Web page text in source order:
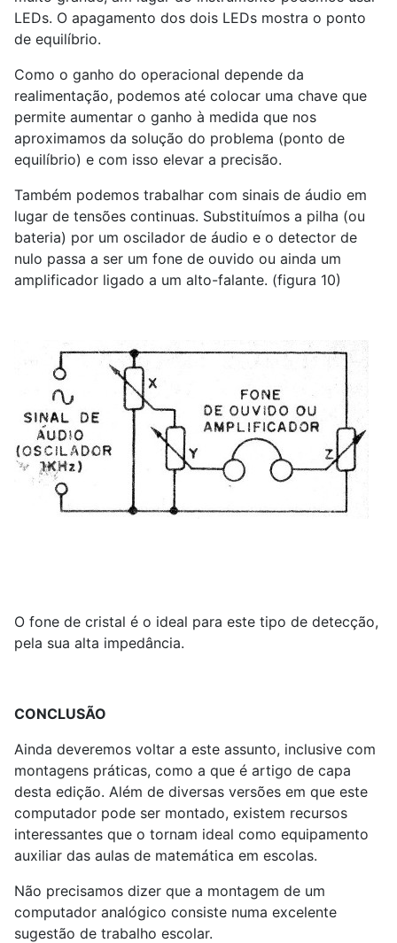
LEDs. O apagamento dos dois LEDs mostra o ponto
de equilíbrio.
Como o ganho do operacional depende da
realimentação, podemos até colocar uma chave que
permite aumentar o ganho à medida que nos
aproximamos da solução do problema (ponto de
equilíbrio) e com isso elevar a precisão.
Também podemos trabalhar com sinais de áudio em
lugar de tensões continuas. Substituímos a pilha (ou
bateria) por um oscilador de áudio e o detector de
nulo passa a ser um fone de ouvido ou ainda um
amplificador ligado a um alto-falante. (figura 10)
O fone de cristal é o ideal para este tipo de detecção,
pela sua alta impedância.
CONCLUSÃO
Ainda deveremos voltar a este assunto, inclusive com
montagens práticas, como a que é artigo de capa
desta edição. Além de diversas versões em que este
computador pode ser montado, existem recursos
interessantes que o tornam ideal como equipamento
auxiliar das aulas de matemática em escolas.
Não precisamos dizer que a montagem de um
computador analógico consiste numa excelente
sugestão de trabalho escolar.